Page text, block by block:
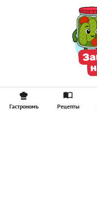
Гастрономъ Рецепты